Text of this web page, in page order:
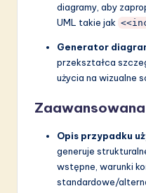
diagramy, aby
UML takie jak
Generator
przekształca
użycia na wizualne
Opis przypadku
generuje
wstępne, warunki
standardowe/